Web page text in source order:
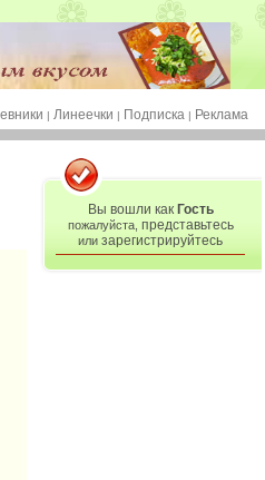
| Линеечки | Подписка | Реклама
Вы вошли как Гость
пожалуйста, представьтесь
или зарегистрируйтесь